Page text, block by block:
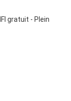
gratuit - Plein